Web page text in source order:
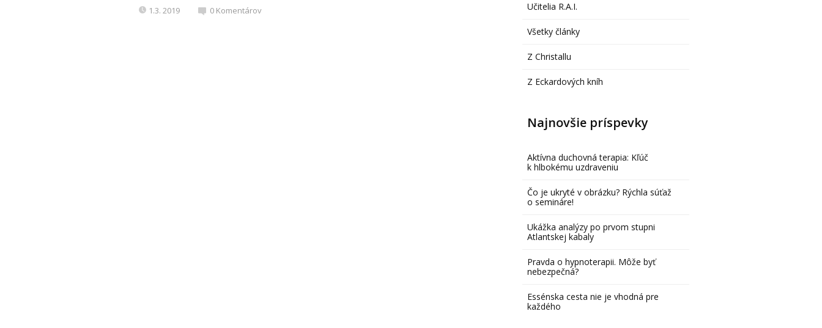
1.3. 2019 0 Komentárov Učitelia R.A.I.
Všetky články
Z Christallu
Z Eckardových kníh
Najnovšie príspevky
Aktívna duchovná terapia: Kľúč
k hlbokému uzdraveniu
Čo je ukryté v obrázku? Rýchla súťaž
o semináre!
Ukážka analýzy po prvom stupni
Atlantskej kabaly
Pravda o hypnoterapii. Môže byť
nebezpečná?
Essénska cesta nie je vhodná pre
každého